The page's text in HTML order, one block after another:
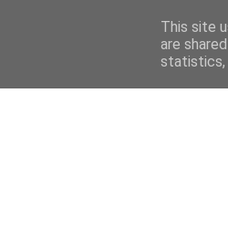
This site
are
statistics,